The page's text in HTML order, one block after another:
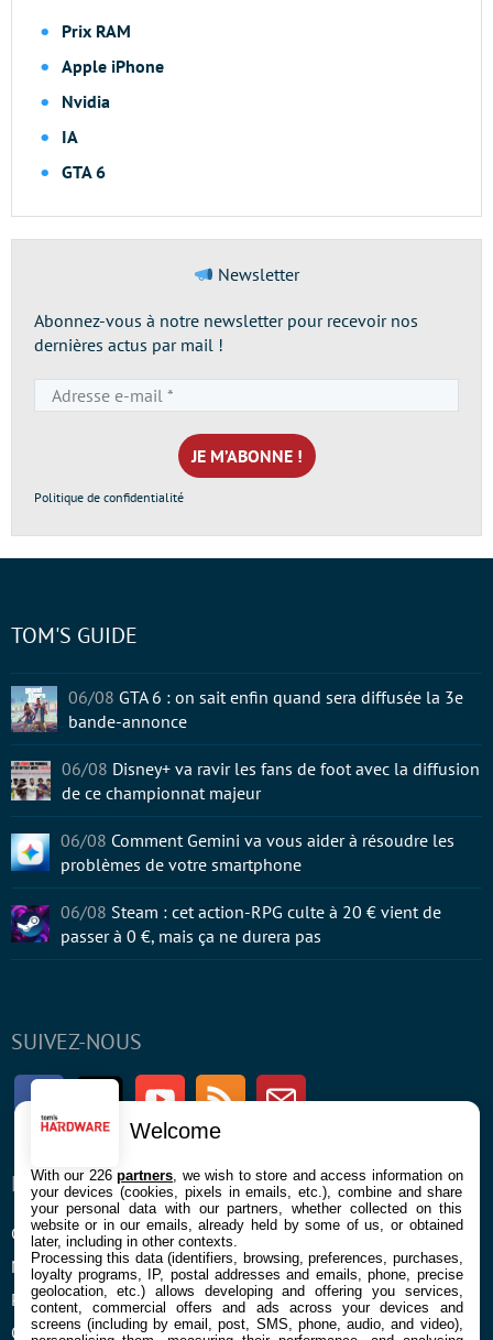
Prix RAM
Apple iPhone
Nvidia
IA
GTA 6
Newsletter
Abonnez-vous à notre newsletter pour recevoir nos
dernières actus par mail !
e-
mail
*
Politique de confidentialité
SUIVEZ-NOUS
FacebookTwitter Youtube RSS Newsletter
ENTREPRISE
Confidentialité et Cookies
Mentions légales et CGU
Préférences Cookies
Qui sommes nous
À PROPOS
Contact
TOM'S GUIDE
06/08 GTA 6 : on sait enfin quand sera diffusée la 3e
bande-annonce
06/08 Disney+ va ravir les fans de foot avec la diffusion
de ce championnat majeur
06/08 Comment Gemini va vous aider à résoudre les
problèmes de votre smartphone
06/08 Steam : cet action-RPG culte à 20 € vient de
passer à 0 €, mais ça ne durera pas
Welcome
With our 226partners , we wish to store and access information on
your devices (cookies, pixels in emails, etc.), combine and share
your personal data with our partners, whether collected on this
website or in our emails, already held by some of us, or obtained
later, including in other contexts.
Processing this data (identifiers, browsing, preferences, purchases,
loyalty programs, IP, postal addresses and emails, phone, precise
geolocation, etc.) allows developing and offering you services,
content, commercial offers and ads across your devices and
screens (including by email, post, SMS, phone, audio, and video),